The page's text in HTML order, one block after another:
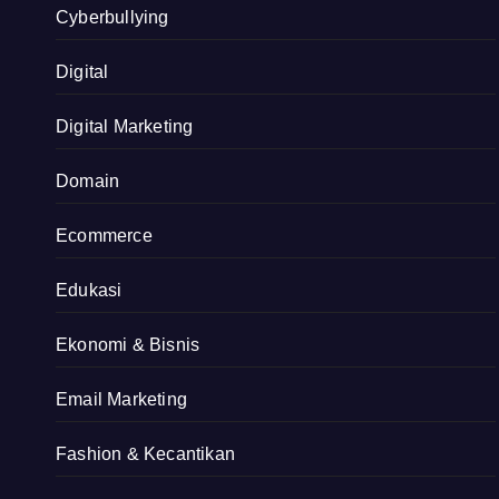
Cyberbullying
Digital
Digital Marketing
Domain
Ecommerce
Edukasi
Ekonomi & Bisnis
Email Marketing
Fashion & Kecantikan